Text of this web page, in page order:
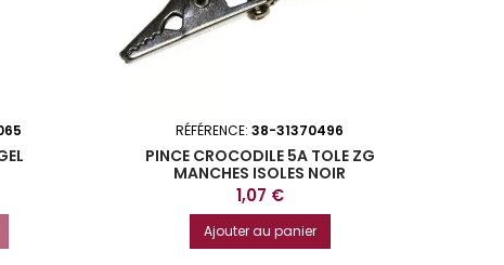
RÉFÉRENCE:38-31370496
PINCE CROCODILE 5A TOLE ZG
MANCHES ISOLES NOIR
Prix
1,07 €
Ajouter au panier